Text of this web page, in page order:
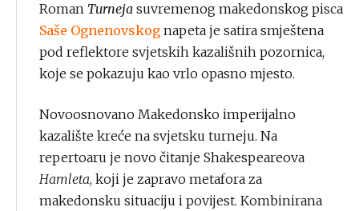
Roman Turneja suvremenog makedonskog pisca
Saše Ognenovskog napeta je satira smještena
pod reflektore svjetskih kazališnih pozornica,
koje se pokazuju kao vrlo opasno mjesto.
Novoosnovano Makedonsko imperijalno
kazalište kreće na svjetsku turneju. Na
repertoaru je novo čitanje Shakespeareova
Hamleta, koji je zapravo metafora za
makedonsku situaciju i povijest. Kombinirana